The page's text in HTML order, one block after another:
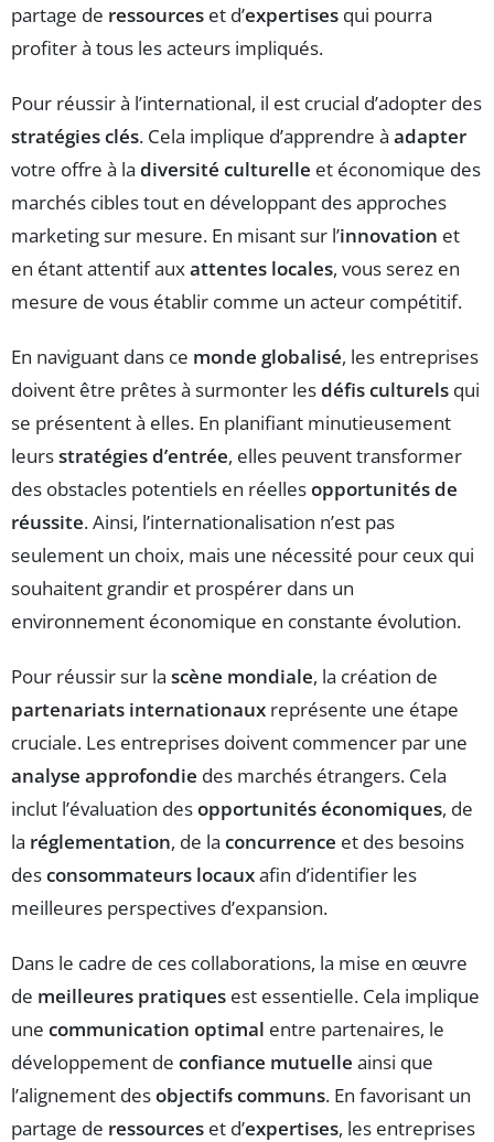
partage de ressources et d’expertises qui pourra
profiter à tous les acteurs impliqués.
Pour réussir à l’international, il est crucial d’adopter des
stratégies clés. Cela implique d’apprendre à adapter
votre offre à la diversité culturelle et économique des
marchés cibles tout en développant des approches
marketing sur mesure. En misant sur l’innovation et
en étant attentif auxattentes locales, vous serez en
mesure de vous établir comme un acteur compétitif.
En naviguant dans ce monde globalisé, les entreprises
doivent être prêtes à surmonter lesdéfis culturels qui
se présentent à elles. En planifiant minutieusement
leursstratégies d’entrée, elles peuvent transformer
des obstacles potentiels en réellesopportunités de
réussite. Ainsi, l’internationalisation n’est pas
seulement un choix, mais une nécessité pour ceux qui
souhaitent grandir et prospérer dans un
environnement économique en constante évolution.
Pour réussir sur la scène mondiale, la création de
partenariats internationaux représente une étape
cruciale. Les entreprises doivent commencer par une
analyse approfondie des marchés étrangers. Cela
inclut l’évaluation desopportunités économiques, de
la réglementation, de la concurrence et des besoins
desconsommateurs locauxafin d’identifier les
meilleures perspectives d’expansion.
Dans le cadre de ces collaborations, la mise en œuvre
de meilleures pratiques est essentielle. Cela implique
une communication optimal entre partenaires, le
développement de confiance mutuelle ainsi que
l’alignement desobjectifs communs. En favorisant un
partage de ressources et d’expertises, les entreprises